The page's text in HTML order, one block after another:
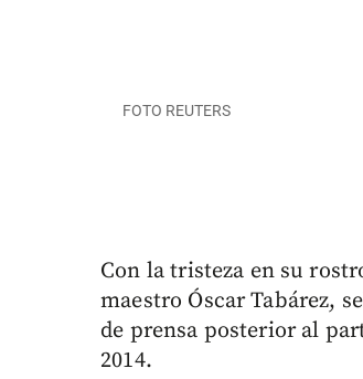
FOTO REUTERS
Con la tristeza en su
maestro Óscar Tabárez,
de prensa posterior al
2014.